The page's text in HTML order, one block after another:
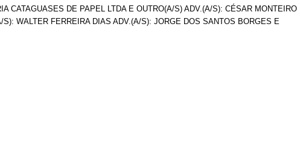
CATAGUASES DE PAPEL LTDA E OUTRO(A/S) ADV.(A/S): CÉSAR MONTEIRO
S): WALTER FERREIRA DIAS ADV.(A/S): JORGE DOS SANTOS BORGES E